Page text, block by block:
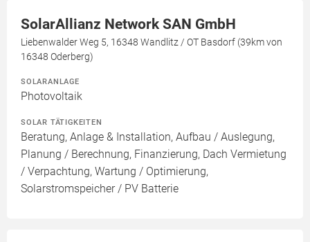
SolarAllianz Network SAN GmbH
Liebenwalder Weg 5, 16348 Wandlitz / OT Basdorf (39km von
16348 Oderberg)
SOLARANLAGE
Photovoltaik
SOLAR TÄTIGKEITEN
Beratung, Anlage & Installation, Aufbau / Auslegung,
Planung / Berechnung, Finanzierung, Dach Vermietung
/ Verpachtung, Wartung / Optimierung,
Solarstromspeicher / PV Batterie